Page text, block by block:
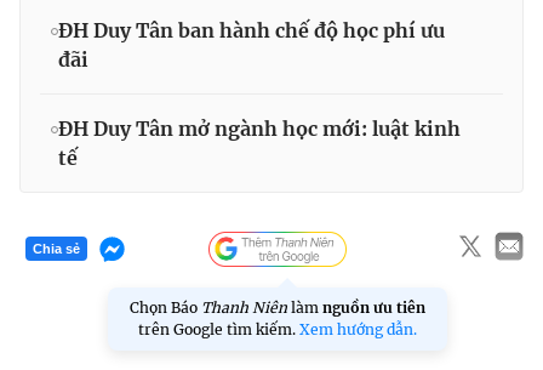
ĐH Duy Tân ban hành chế độ học phí ưu
đãi
ĐH Duy Tân mở ngành học mới: luật kinh
tế
Chia sẻ
Chọn Báo Thanh Niên làm nguồn ưu tiên
trên Google tìm kiếm. Xem hướng dẫn.